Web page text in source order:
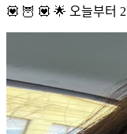
💟 🦉 💟 🌟 오늘부터